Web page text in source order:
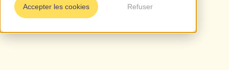
Accepter les cookies Refuser